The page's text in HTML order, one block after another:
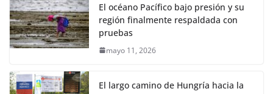
El océano Pacífico bajo presión y su
región finalmente respaldada con
pruebas
mayo 11, 2026
El largo camino de Hungría hacia la